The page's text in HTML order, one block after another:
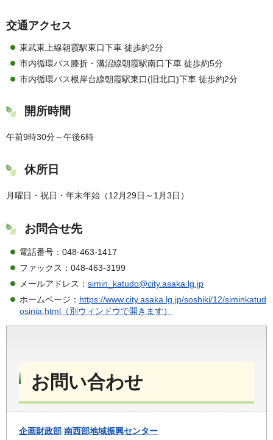
交通アクセス
東武東上線朝霞駅東口下車 徒歩約2分
市内循環バス膝折・溝沼線朝霞駅南口下車 徒歩約5分
市内循環バス根岸台線朝霞駅東口(旧北口)下車 徒歩約2分
開所時間
午前9時30分～午後6時
休所日
月曜日・祝日・年末年始（12月29日～1月3日）
お問合せ先
電話番号：048-463-1417
ファックス：048-463-3199
メールアドレス： simin_katudo@city.asaka.lg.jp
ホームページ： https://www.city.asaka.lg.jp/soshiki/12/siminkatud
osinia.html（別ウィンドウで開きます）
お問い合わせ
企画財政部 南西部地域振興センター